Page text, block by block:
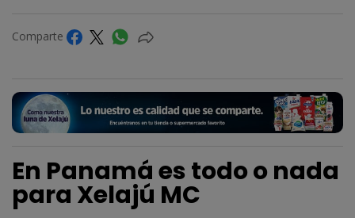
Comparte
En Panamá es todo o nada
para Xelajú MC